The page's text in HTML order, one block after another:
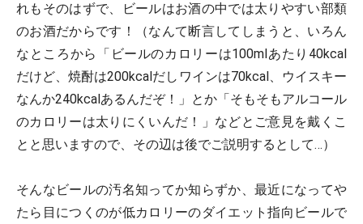
れもそのはずで、ビールはお酒の中では太りやすい部類
のお酒だからです！（なんて断言してしまうと、いろん
なところから「ビールのカロリーは100mlあたり40kcal
だけど、焼酎は200kcalだしワインは70kcal、ウイスキー
なんか240kcalあるんだぞ！」とか「そもそもアルコール
のカロリーは太りにくいんだ！」などとご意見を戴くこ
とと思いますので、その辺は後でご説明するとして…）
そんなビールの汚名知ってか知らずか、最近になってや
たら目につくのが低カロリーのダイエット指向ビールで